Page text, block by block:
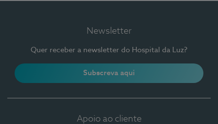
Newsletter
Quer receber a newsletter do Hospital da Luz?
Subscreva aqui
Apoio ao cliente